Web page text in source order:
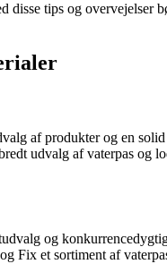
tips og
af produkter og en
udvalg af vaterpas
og
Fix et sortiment af